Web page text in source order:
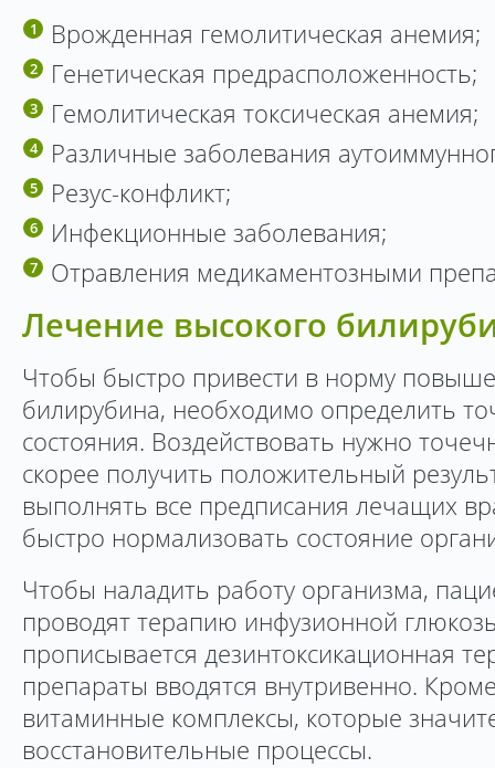
Врожденная гемолитическая анемия;
Генетическая предрасположенность;
Гемолитическая токсическая анемия;
Различные заболевания
Резус-конфликт;
Инфекционные заболевания;
Отравления медикаментозными
Лечение высокого
Чтобы быстро привести в норму
билирубина, необходимо определить
состояния. Воздействовать нужно
скорее получить положительный
выполнять все предписания лечащих
быстро нормализовать состояние
Чтобы наладить работу организма,
проводят терапию инфузионной
прописывается дезинтоксикационная
препараты вводятся внутривенно.
витаминные комплексы, которые
восстановительные процессы.